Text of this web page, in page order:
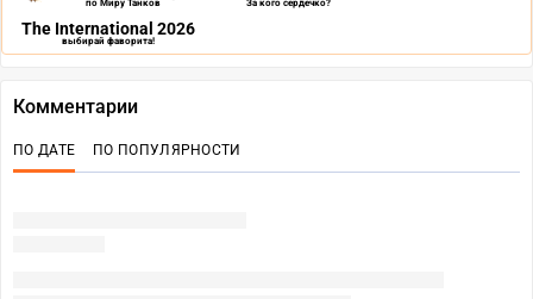
по Миру Танков За кого сердечко?
The International 2026
выбирай фаворита!
Комментарии
ПО ДАТЕ ПО ПОПУЛЯРНОСТИ